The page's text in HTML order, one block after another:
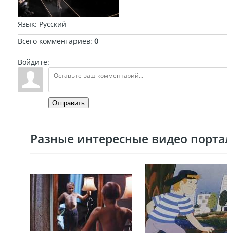
Язык: Русский
Всего комментариев: 0
Войдите:
Отправить
Разные интересные видео